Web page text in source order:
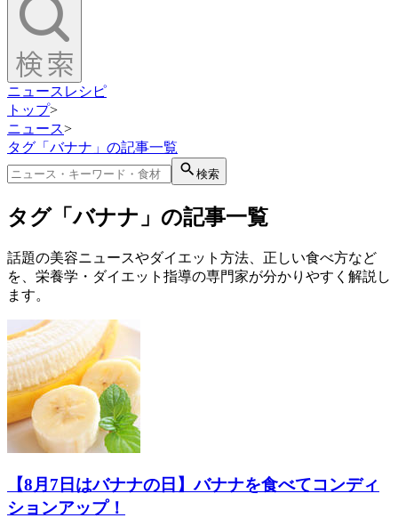
ニュース レシピ
トップ>
ニュース>
タグ「バナナ」の記事一覧
検索
タグ「バナナ」の記事一覧
話題の美容ニュースやダイエット方法、正しい食べ方など
を、栄養学・ダイエット指導の専門家が分かりやすく解説し
ます。
【8月7日はバナナの日】バナナを食べてコンディ
ションアップ！